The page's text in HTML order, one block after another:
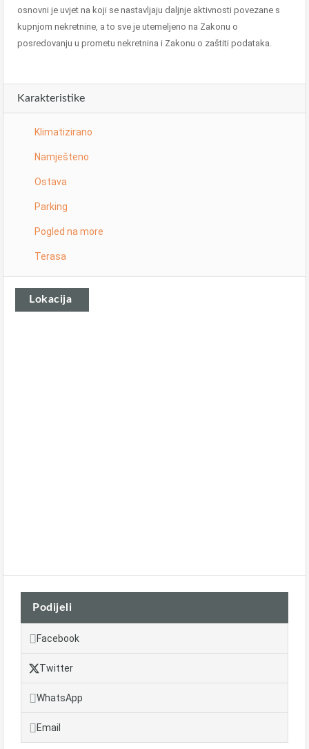
osnovni je uvjet na koji se nastavljaju daljnje aktivnosti povezane s
kupnjom nekretnine, a to sve je utemeljeno na Zakonu o
posredovanju u prometu nekretnina i Zakonu o zaštiti podataka.
Karakteristike
Klimatizirano
Namješteno
Ostava
Parking
Pogled na more
Terasa
Lokacija
Podijeli
Facebook
Twitter
WhatsApp
Email